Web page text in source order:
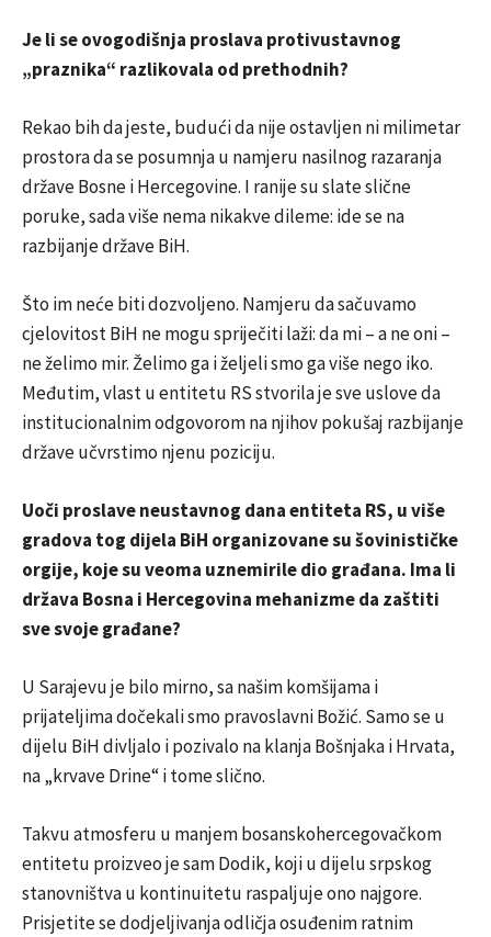
Je li se ovogodišnja proslava protivustavnog
„praznika“ razlikovala od prethodnih?
Rekao bih da jeste, budući da nije ostavljen ni milimetar
prostora da se posumnja u namjeru nasilnog razaranja
države Bosne i Hercegovine. I ranije su slate slične
poruke, sada više nema nikakve dileme: ide se na
razbijanje države BiH.
Što im neće biti dozvoljeno. Namjeru da sačuvamo
cjelovitost BiH ne mogu spriječiti laži: da mi – a ne oni –
ne želimo mir. Želimo ga i željeli smo ga više nego iko.
Međutim, vlast u entitetu RS stvorila je sve uslove da
institucionalnim odgovorom na njihov pokušaj razbijanje
države učvrstimo njenu poziciju.
Uoči proslave neustavnog dana entiteta RS, u više
gradova tog dijela BiH organizovane su šovinističke
orgije, koje su veoma uznemirile dio građana. Ima li
država Bosna i Hercegovina mehanizme da zaštiti
sve svoje građane?
U Sarajevu je bilo mirno, sa našim komšijama i
prijateljima dočekali smo pravoslavni Božić. Samo se u
dijelu BiH divljalo i pozivalo na klanja Bošnjaka i Hrvata,
na „krvave Drine“ i tome slično.
Takvu atmosferu u manjem bosanskohercegovačkom
entitetu proizveo je sam Dodik, koji u dijelu srpskog
stanovništva u kontinuitetu raspaljuje ono najgore.
Prisjetite se dodjeljivanja odličja osuđenim ratnim